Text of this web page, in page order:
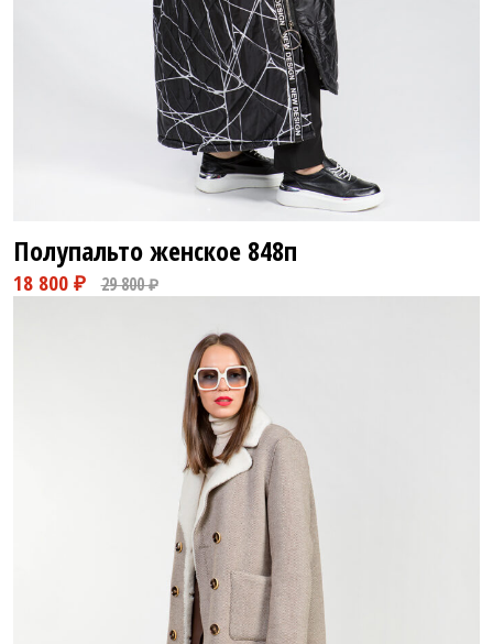
Полупальто женское 848п